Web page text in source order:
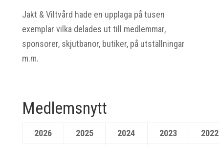
Jakt & Viltvård hade en upplaga på tusen
exemplar vilka delades ut till medlemmar,
sponsorer, skjutbanor, butiker, på utställningar
m.m.
Medlemsnytt
2026 2025 2024 2023 2022